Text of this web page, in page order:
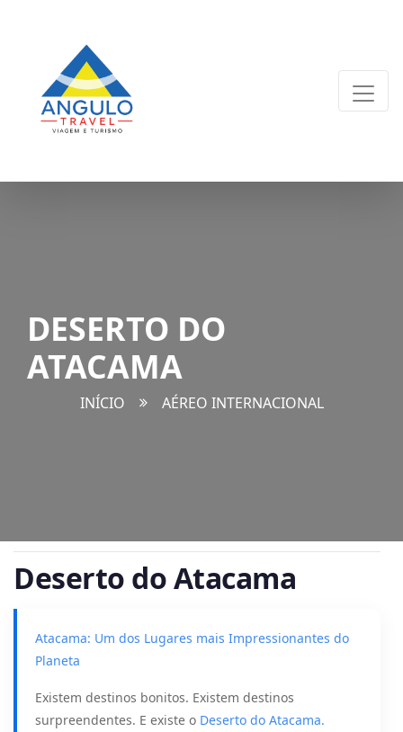
DESERTO DO
ATACAMA
INÍCIO AÉREO INTERNACIONAL
Deserto do Atacama
Atacama: Um dos Lugares mais Impressionantes do
Planeta
Existem destinos bonitos. Existem destinos
surpreendentes. E existe o Deserto do Atacama.